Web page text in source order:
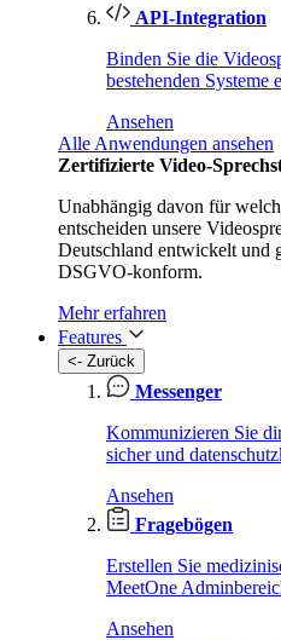
API-Integration
Binden Sie die
bestehenden Systeme
Ansehen
Alle Anwendungen ansehen
Zertifizierte Video-
Unabhängig davon für
entscheiden unsere
Deutschland entwickelt und
DSGVO-konform.
Mehr erfahren
Features
<- Zurück
Messenger
Kommunizieren Sie
sicher und
Ansehen
Fragebögen
Erstellen Sie
MeetOne
Ansehen